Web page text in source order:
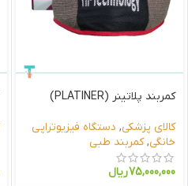
کمربند پلاتینر (PLATINER)
کالای پزشکی, دستگاه فیزیوتراپی
خانگی,کمربند طبی
75,000,000ریال